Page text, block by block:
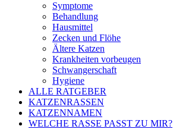
Symptome
Behandlung
Hausmittel
Zecken und Flöhe
Ältere Katzen
Krankheiten vorbeugen
Schwangerschaft
Hygiene
ALLE RATGEBER
KATZENRASSEN
KATZENNAMEN
WELCHE RASSE PASST ZU MIR?